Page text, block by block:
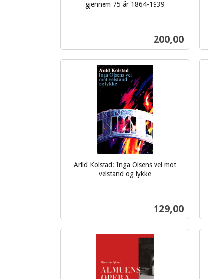
gjennem 75 år 1864-1939
Pris
200,00
Kjøp
Arild Kolstad: Inga Olsens vei mot
velstand og lykke
Pris
129,00
Kjøp